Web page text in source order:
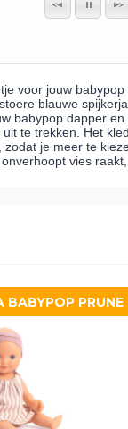
voor jouw
blauwe
babypop dapper
te trekken. Het
je meer te
vies
BABYPOP PRUNE